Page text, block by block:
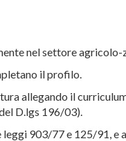
nel settore
il profilo.
allegando il
D.lgs 196/03).
903/77 e 125/91, e